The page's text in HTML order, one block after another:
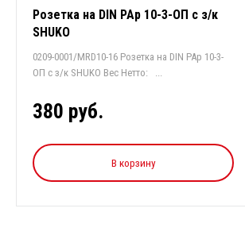
Розетка на DIN РАр 10-3-ОП с з/к
SHUKO
0209-0001/MRD10-16 Розетка на DIN РАр 10-3-
ОП с з/к SHUKO Вес Нетто: ...
380 руб.
В корзину